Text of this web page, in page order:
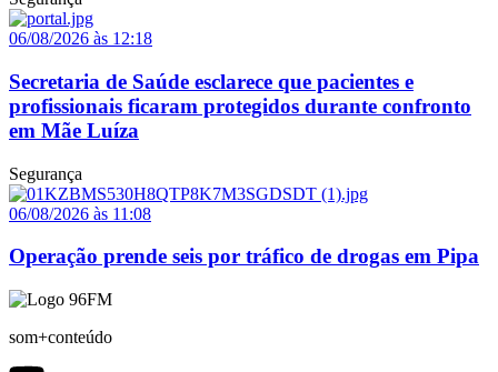
06/08/2026 às 12:18
Secretaria de Saúde esclarece que pacientes e
profissionais ficaram protegidos durante confronto
em Mãe Luíza
Segurança
06/08/2026 às 11:08
Operação prende seis por tráfico de drogas em Pipa
som+conteúdo